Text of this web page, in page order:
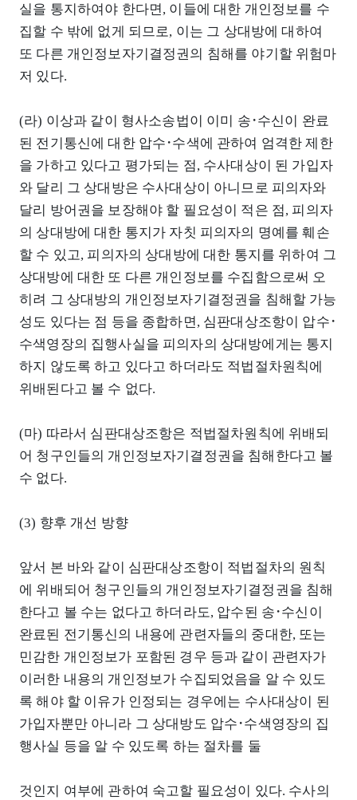
실을 통지하여야 한다면, 이들에 대한 개인정보를 수
집할 수 밖에 없게 되므로, 이는 그 상대방에 대하여
또 다른 개인정보자기결정권의 침해를 야기할 위험마
저 있다.
(라) 이상과 같이 형사소송법이 이미 송･수신이 완료
된 전기통신에 대한 압수･수색에 관하여 엄격한 제한
을 가하고 있다고 평가되는 점, 수사대상이 된 가입자
와 달리 그 상대방은 수사대상이 아니므로 피의자와
달리 방어권을 보장해야 할 필요성이 적은 점, 피의자
의 상대방에 대한 통지가 자칫 피의자의 명예를 훼손
할 수 있고, 피의자의 상대방에 대한 통지를 위하여 그
상대방에 대한 또 다른 개인정보를 수집함으로써 오
히려 그 상대방의 개인정보자기결정권을 침해할 가능
성도 있다는 점 등을 종합하면, 심판대상조항이 압수･
수색영장의 집행사실을 피의자의 상대방에게는 통지
하지 않도록 하고 있다고 하더라도 적법절차원칙에
위배된다고 볼 수 없다.
(마) 따라서 심판대상조항은 적법절차원칙에 위배되
어 청구인들의 개인정보자기결정권을 침해한다고 볼
수 없다.
(3) 향후 개선 방향
앞서 본 바와 같이 심판대상조항이 적법절차의 원칙
에 위배되어 청구인들의 개인정보자기결정권을 침해
한다고 볼 수는 없다고 하더라도, 압수된 송･수신이
완료된 전기통신의 내용에 관련자들의 중대한, 또는
민감한 개인정보가 포함된 경우 등과 같이 관련자가
이러한 내용의 개인정보가 수집되었음을 알 수 있도
록 해야 할 이유가 인정되는 경우에는 수사대상이 된
가입자뿐만 아니라 그 상대방도 압수･수색영장의 집
행사실 등을 알 수 있도록 하는 절차를 둘
것인지 여부에 관하여 숙고할 필요성이 있다. 수사의